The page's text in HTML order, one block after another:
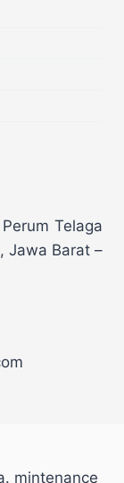
Telaga
Jawa Barat –
mintenance